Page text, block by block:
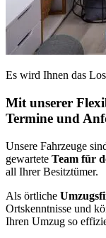
Es wird Ihnen das
Mit unserer
Termine und
Unsere Fahrzeuge
gewartete Team für
all Ihrer Besitztümer.
Als örtliche
Ortskenntnisse und
Ihren Umzug so